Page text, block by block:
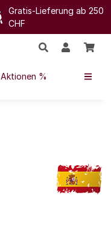
Gratis-Lieferung ab 250
CHF
Aktionen %